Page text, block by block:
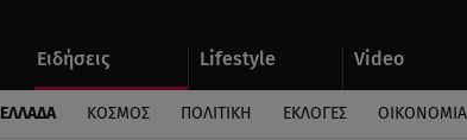
Ειδήσεις Lifestyle Video
Αυτοκίνητο
ΕΛΛΑΔΑ ΚΟΣΜΟΣ ΠΟΛΙΤΙΚΗ ΕΚΛΟΓΕΣ ΟΙΚΟΝΟΜΙΑ